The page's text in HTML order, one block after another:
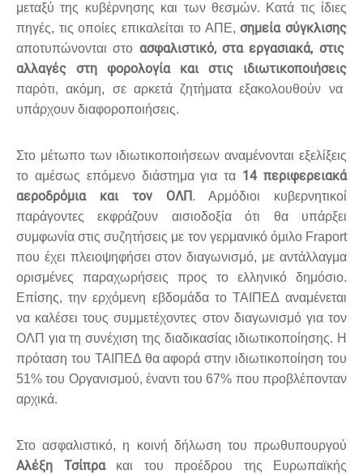
μεταξύ της κυβέρνησης και των θεσμών. Κατά τις ίδιες
πηγές, τις οποίες επικαλείται το ΑΠΕ,σημεία σύγκλισης
αποτυπώνονται στο ασφαλιστικό, στα εργασιακά, στις
αλλαγές στη φορολογία και στις ιδιωτικοποιήσεις
παρότι, ακόμη, σε αρκετά ζητήματα εξακολουθούν να
υπάρχουν διαφοροποιήσεις.
Στο μέτωπο των ιδιωτικοποιήσεων αναμένονται εξελίξεις
το αμέσως επόμενο διάστημα για τα 14 περιφερειακά
αεροδρόμια και τον ΟΛΠ. Αρμόδιοι κυβερνητικοί
παράγοντες εκφράζουν αισιοδοξία ότι θα υπάρξει
συμφωνία στις συζητήσεις με τον γερμανικό όμιλο Fraport
που έχει πλειοψηφήσει στον διαγωνισμό, με αντάλλαγμα
ορισμένες παραχωρήσεις προς το ελληνικό δημόσιο.
Επίσης, την ερχόμενη εβδομάδα το ΤΑΙΠΕΔ αναμένεται
να καλέσει τους συμμετέχοντες στον διαγωνισμό για τον
ΟΛΠ για τη συνέχιση της διαδικασίας ιδιωτικοποίησης. Η
πρόταση του ΤΑΙΠΕΔ θα αφορά στην ιδιωτικοποίηση του
51% του Οργανισμού, έναντι του 67% που προβλέπονταν
αρχικά.
Στο ασφαλιστικό, η κοινή δήλωση του πρωθυπουργού
Αλέξη Τσίπρακαι του προέδρου της Ευρωπαϊκής